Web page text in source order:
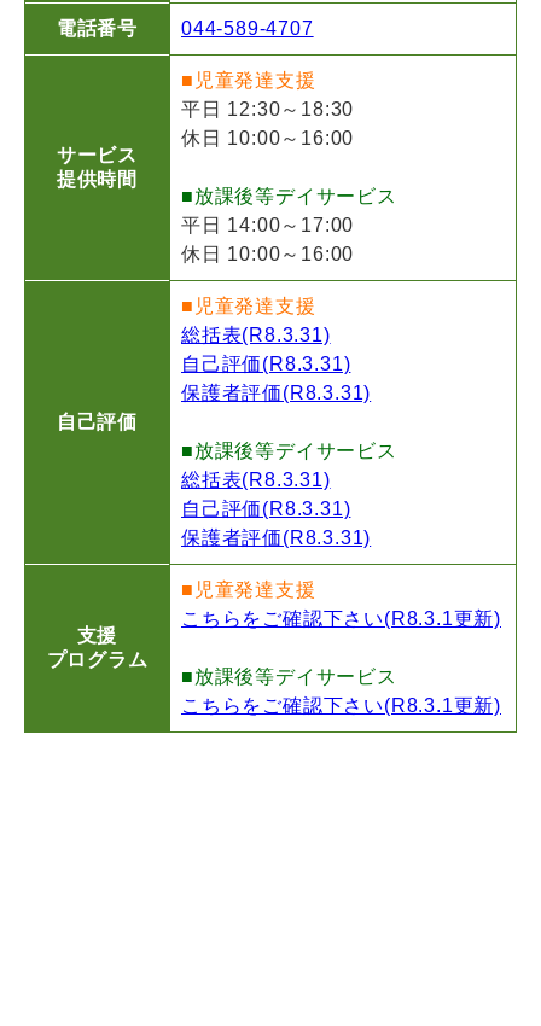
電話番号 044-589-4707
サービス
提供時間
■児童発達支援
平日 12:30～18:30
休日 10:00～16:00
■放課後等デイサービス
平日 14:00～17:00
休日 10:00～16:00
自己評価
■児童発達支援
総括表(R8.3.31)
自己評価(R8.3.31)
保護者評価(R8.3.31)
■放課後等デイサービス
総括表(R8.3.31)
自己評価(R8.3.31)
保護者評価(R8.3.31)
支援
プログラム
■児童発達支援
こちらをご確認下さい(R8.3.1更新)
■放課後等デイサービス
こちらをご確認下さい(R8.3.1更新)